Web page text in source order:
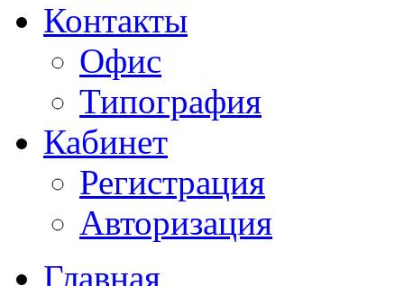
Контакты
Офис
Типография
Кабинет
Регистрация
Авторизация
Главная